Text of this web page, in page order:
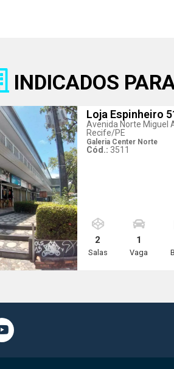
INDICADOS
Loja Espinheiro
Avenida Norte Miguel
Recife/PE
Galeria Center Norte
Cód.: 3511
2
Salas
1
Vaga